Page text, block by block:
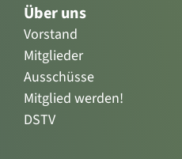
Über uns
Vorstand
Mitglieder
Ausschüsse
Mitglied werden!
DSTV